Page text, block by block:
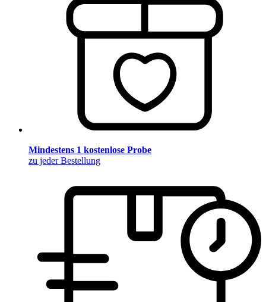
Mindestens 1 kostenlose Probe
zu jeder Bestellung